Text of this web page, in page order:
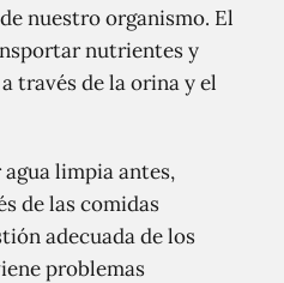
nuestro organismo. El
nutrientes y
través de la orina y el
limpia antes,
de las comidas
adecuada de los
problemas